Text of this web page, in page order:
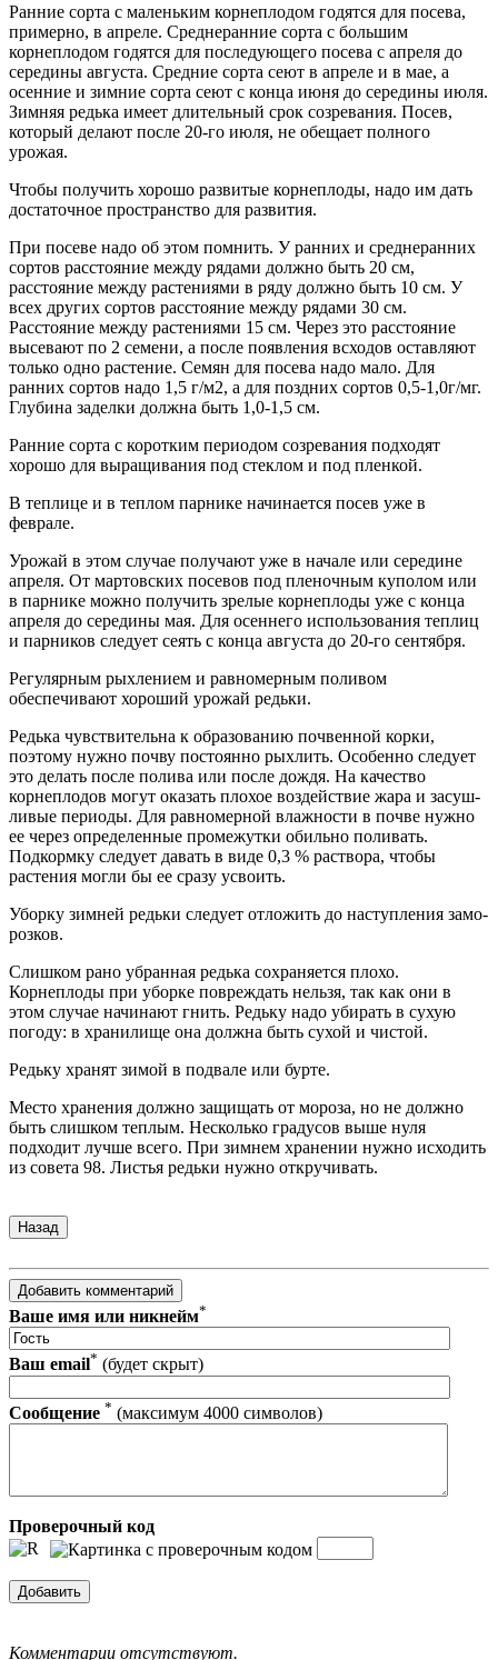
Ранние сорта с маленьким кор­неплодом годятся для посева,
при­мерно, в апреле. Среднеранние сорта с большим
корнеплодом го­дятся для последующего посева с апреля до
середины августа. Сред­ние сорта сеют в апреле и в мае, а
осенние и зимние сорта сеют с конца июня до середины июля.
Зим­няя редька имеет длительный срок созревания. Посев,
который делают после 20-го июля, не обещает пол­ного
урожая.
Чтобы получить хорошо развитые корнеплоды, надо им дать
достаточное пространство для развития.
При посеве надо об этом пом­нить. У ранних и среднеранних
сортов расстояние между рядами должно быть 20 см,
расстояние между растениями в ряду должно быть 10 см. У
всех других сортов расстояние между рядами 30 см.
Расстояние между растениями 15 см. Через это расстояние
высе­вают по 2 семени, а после появле­ния всходов оставляют
только одно растение. Семян для посева надо мало. Для
ранних сортов надо 1,5 г/м2, а для поздних сортов 0,5-1,0г/мг.
Глубина заделки должна быть 1,0-1,5 см.
Ранние сорта с коротким периодом созревания подходят
хорошо для выращивания под стеклом и под пленкой.
В теплице и в теплом парнике начинается посев уже в
феврале.
Урожай в этом случае получают уже в начале или середине
апреля. От мартовских посевов под пленочным куполом или
в парнике можно полу­чить зрелые корнеплоды уже с кон­ца
апреля до середины мая. Для осеннего использования теплиц
и парников следует сеять с конца августа до 20-го сентября.
Регулярным рыхлением и равномерным поливом
обеспечивают хороший урожай редьки.
Редька чувствительна к образо­ванию почвенной корки,
поэтому нужно почву постоянно рыхлить. Особенно следует
это делать после полива или после дождя. На ка­чество
корнеплодов могут оказать плохое воздействие жара и засуш­
ливые периоды. Для равномерной влажности в почве нужно
ее через определенные промежутки обильно поливать.
Подкормку следует да­вать в виде 0,3 % раствора, чтобы
растения могли бы ее сразу усво­ить.
Уборку зимней редьки сле­дует отложить до наступления замо­
розков.
Слишком рано убранная редька сохраняется плохо.
Корнеплоды при уборке повреждать нельзя, так как они в
этом случае начинают гнить. Редьку надо убирать в сухую
пого­ду: в хранилище она должна быть сухой и чистой.
Редьку хранят зимой в под­вале или бурте.
Место хранения должно защищать от мороза, но не должно
быть слишком теплым. Несколько граду­сов выше нуля
подходит лучше все­го. При зимнем хранении нужно ис­ходить
из совета 98. Листья редь­ки нужно откручивать.
Ваше имя или никнейм*
Ваш email* (будет скрыт)
Сообщение * (максимум 4000 символов)
Проверочный код
Комментарии отсутствуют.